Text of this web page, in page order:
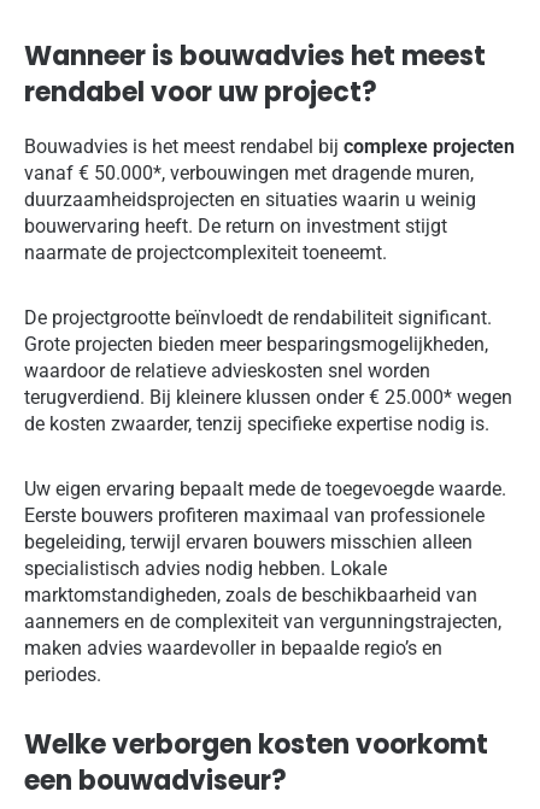
Wanneer is bouwadvies het meest
rendabel voor uw project?
Bouwadvies is het meest rendabel bij complexe projecten
vanaf € 50.000*, verbouwingen met dragende muren,
duurzaamheidsprojecten en situaties waarin u weinig
bouwervaring heeft. De return on investment stijgt
naarmate de projectcomplexiteit toeneemt.
De projectgrootte beïnvloedt de rendabiliteit significant.
Grote projecten bieden meer besparingsmogelijkheden,
waardoor de relatieve advieskosten snel worden
terugverdiend. Bij kleinere klussen onder € 25.000* wegen
de kosten zwaarder, tenzij specifieke expertise nodig is.
Uw eigen ervaring bepaalt mede de toegevoegde waarde.
Eerste bouwers profiteren maximaal van professionele
begeleiding, terwijl ervaren bouwers misschien alleen
specialistisch advies nodig hebben. Lokale
marktomstandigheden, zoals de beschikbaarheid van
aannemers en de complexiteit van vergunningstrajecten,
maken advies waardevoller in bepaalde regio’s en
periodes.
Welke verborgen kosten voorkomt
een bouwadviseur?